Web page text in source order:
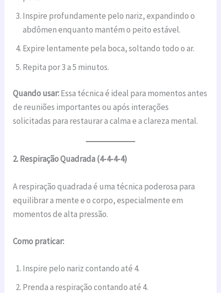
Inspire profundamente pelo nariz, expandindo o
abdômen enquanto mantém o peito estável.
Expire lentamente pela boca, soltando todo o ar.
Repita por 3 a 5 minutos.
Quando usar:Essa técnica é ideal para momentos antes
de reuniões importantes ou após interações
solicitadas para restaurar a calma e a clareza mental.
2. Respiração Quadrada (4-4-4-4)
A respiração quadrada é uma técnica poderosa para
equilibrar a mente e o corpo, especialmente em
momentos de alta pressão.
Como praticar:
Inspire pelo nariz contando até 4.
Prenda a respiração contando até 4.